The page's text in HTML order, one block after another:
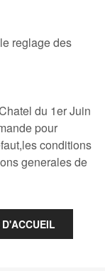
reglage des
du 1er Juin
pour
conditions
generales de